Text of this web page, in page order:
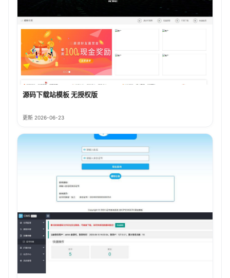
源码下载站模板 无授权版
更新 2026-06-23